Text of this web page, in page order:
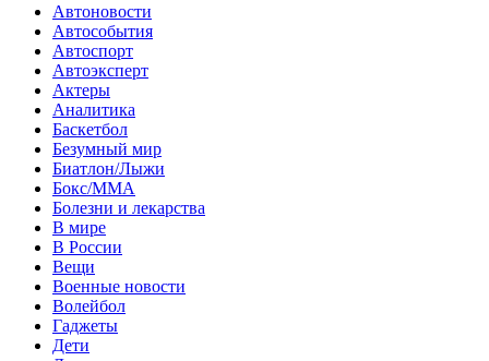
Автоновости
Автособытия
Автоспорт
Автоэксперт
Актеры
Аналитика
Баскетбол
Безумный мир
Биатлон/Лыжи
Бокс/MMA
Болезни и лекарства
В мире
В России
Вещи
Военные новости
Волейбол
Гаджеты
Дети